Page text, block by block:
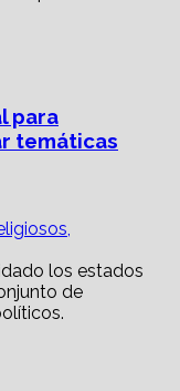
para
temáticas